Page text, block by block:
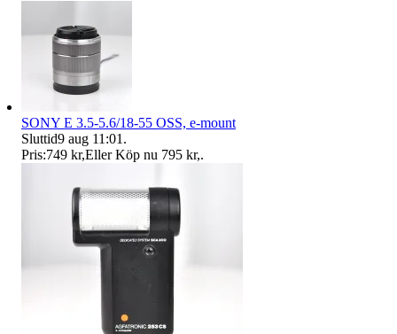
SONY E 3.5-5.6/18-55 OSS, e-mount
Sluttid9 aug 11:01 .
Pris:749 kr,Eller Köp nu 795 kr,.